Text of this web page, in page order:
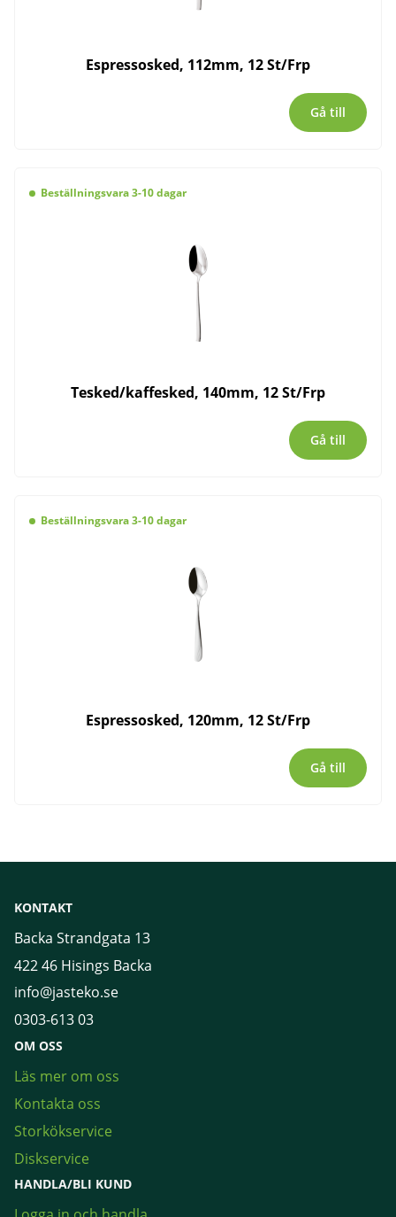
Espressosked, 112mm, 12 St/Frp
Gå till
Beställningsvara 3-10 dagar
Tesked/kaffesked, 140mm, 12 St/Frp
Gå till
Beställningsvara 3-10 dagar
Espressosked, 120mm, 12 St/Frp
Gå till
KONTAKT
Backa Strandgata 13
422 46 Hisings Backa
info@jasteko.se
0303-613 03
OM OSS
Läs mer om oss
Kontakta oss
Storkökservice
Diskservice
HANDLA/BLI KUND